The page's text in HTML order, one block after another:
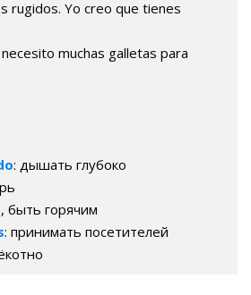
rugidos. Yo creo que tienes
muchas galletas para
: дышать глубоко
быть горячим
: принимать посетителей